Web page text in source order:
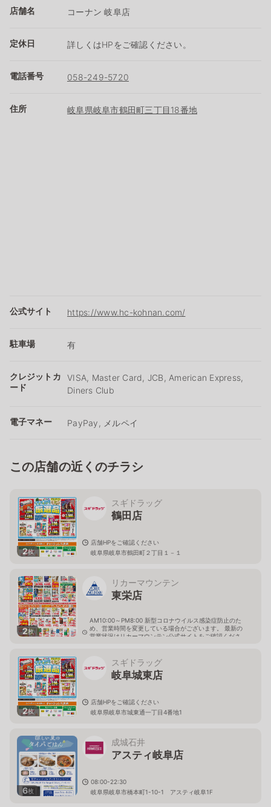
店舗名 コーナン 岐阜店
定休日 詳しくはHPをご確認ください。
電話番号 058-249-5720
住所 岐阜県岐阜市鶴田町三丁目18番地
公式サイト https://www.hc-kohnan.com/
駐車場 有
クレジットカ
ード
VISA, Master Card, JCB, American Express,
Diners Club
電子マネー PayPay, メルペイ
この店舗の近くのチラシ
2枚
スギドラッグ
鶴田店
店舗HPをご確認ください
岐阜県岐阜市鶴田町２丁目１－１
2枚
リカーマウンテン
東栄店
AM10:00～PM8:00 新型コロナウイルス感染症防止のた
め、営業時間を変更している場合がございます。 最新の
営業状況はリカーマウンテン公式サイトをご確認くださ
2枚
スギドラッグ
岐阜城東店
店舗HPをご確認ください
岐阜県岐阜市城東通一丁目4番地1
6枚
成城石井
アスティ岐阜店
08:00-22:30
岐阜県岐阜市橋本町1-10-1 アスティ岐阜1F